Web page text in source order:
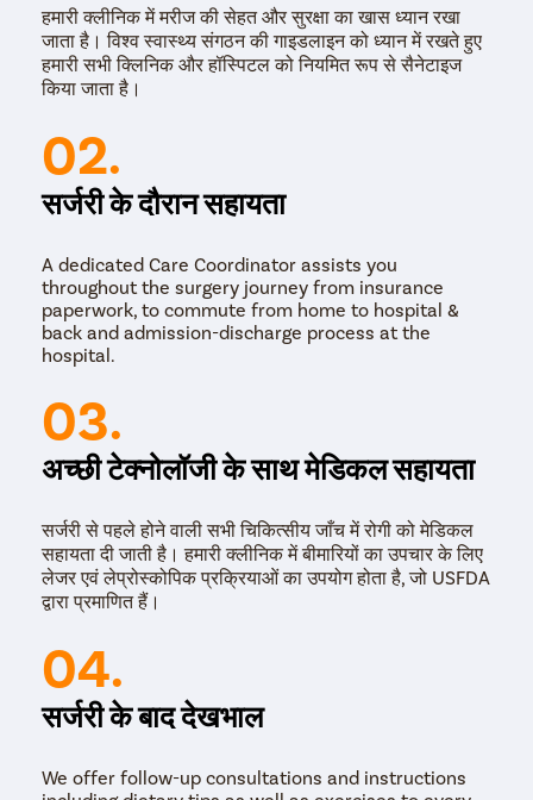
हमारी क्लीनिक में मरीज की सेहत और सुरक्षा का खास ध्यान रखा
जाता है। विश्व स्वास्थ्य संगठन की गाइडलाइन को ध्यान में रखते हुए
हमारी सभी क्लिनिक और हॉस्पिटल को नियमित रूप से सैनेटाइज
किया जाता है।
02.
सर्जरी के दौरान सहायता
A dedicated Care Coordinator assists you
throughout the surgery journey from insurance
paperwork, to commute from home to hospital &
back and admission-discharge process at the
hospital.
03.
अच्छी टेक्नोलॉजी के साथ मेडिकल सहायता
सर्जरी से पहले होने वाली सभी चिकित्सीय जाँच में रोगी को मेडिकल
सहायता दी जाती है। हमारी क्लीनिक में बीमारियों का उपचार के लिए
लेजर एवं लेप्रोस्कोपिक प्रक्रियाओं का उपयोग होता है, जो USFDA
द्वारा प्रमाणित हैं।
04.
सर्जरी के बाद देखभाल
We offer follow-up consultations and instructions